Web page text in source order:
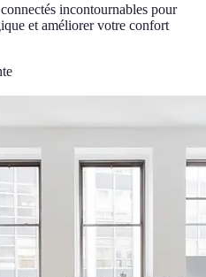
incontournables pour
et améliorer votre confort